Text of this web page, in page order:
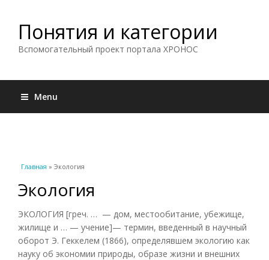
Понятия и категории
Вспомогательный проект портала ХРОНОС
Menu
Вы здесь
Главная » Экология
Экология
ЭКОЛОГИЯ [греч. … — дом, местообитание, убежище,
жилище и … — учение]— термин, введенный в научный
оборот Э. Геккелем (1866), определявшем экологию как
науку об экономии природы, образе жизни и внешних